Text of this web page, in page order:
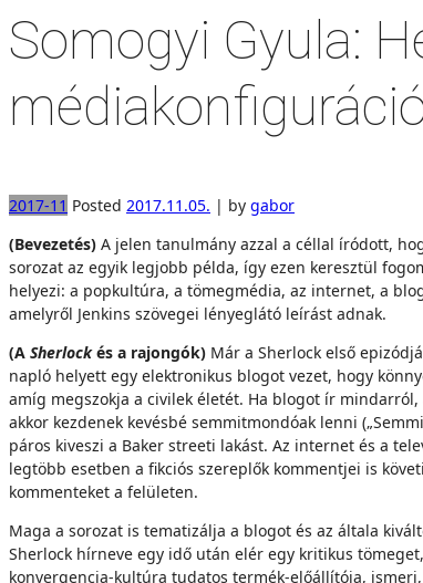
Somogyi Gyula:
2017-11 Posted 2017.11.05. | by gabor
(Bevezetés) A jelen tanulmány azzal a céllal íródott,
sorozat az egyik legjobb példa, így ezen keresztül
helyezi: a popkultúra, a tömegmédia, az internet, a
amelyről Jenkins szövegei lényeglátó leírást adnak.
(A Sherlockés a rajongók) Már a Sherlock első
napló helyett egy elektronikus blogot vezet, hogy
amíg megszokja a civilek életét. Ha blogot ír
akkor kezdenek kevésbé semmitmondóak lenni
páros kiveszi a Baker streeti lakást. Az internet és a
legtöbb esetben a fikciós szereplők kommentjei is
kommenteket a felületen.
Maga a sorozat is tematizálja a blogot és az általa
Sherlock hírneve egy idő után elér egy kritikus
konvergencia-kultúra tudatos termék-előállítója,